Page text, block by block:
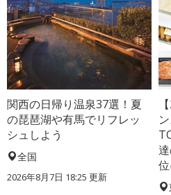
関西の日帰り温泉37選！夏
の琵琶湖や有馬でリフレッ
シュしよう
全国
2026年8月7日 18:25 更新